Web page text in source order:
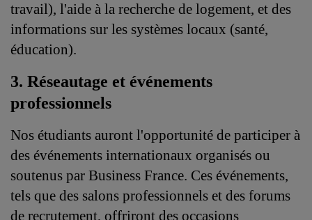
travail), l'aide à la recherche de logement, et des
informations sur les systèmes locaux (santé,
éducation).
3. Réseautage et événements
professionnels
Nos étudiants auront l'opportunité de participer à
des événements internationaux organisés ou
soutenus par Business France. Ces événements,
tels que des salons professionnels et des forums
de recrutement, offriront des occasions